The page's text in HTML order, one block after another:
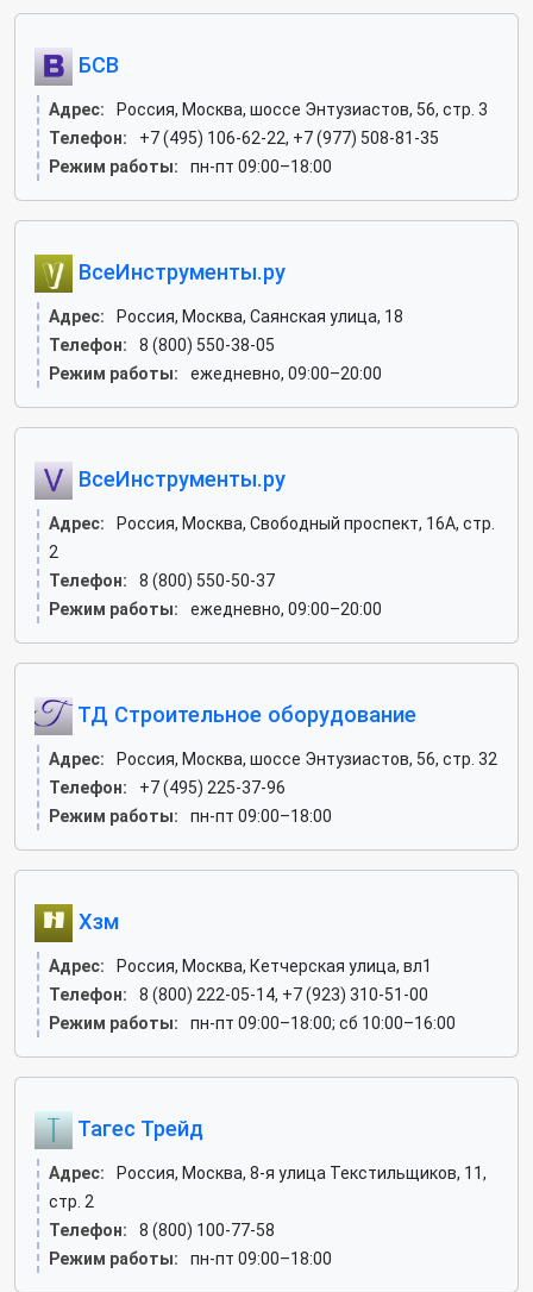
БСВ
Адрес:
Россия, Москва, шоссе Энтузиастов, 56, стр. 3
Телефон:
+7 (495) 106-62-22, +7 (977) 508-81-35
Режим работы:
пн-пт 09:00–18:00
ВсеИнструменты.ру
Адрес:
Россия, Москва, Саянская улица, 18
Телефон:
8 (800) 550-38-05
Режим работы:
ежедневно, 09:00–20:00
ВсеИнструменты.ру
Адрес:
Россия, Москва, Свободный проспект, 16А, стр.
2
Телефон:
8 (800) 550-50-37
Режим работы:
ежедневно, 09:00–20:00
ТД Строительное оборудование
Адрес:
Россия, Москва, шоссе Энтузиастов, 56, стр. 32
Телефон:
+7 (495) 225-37-96
Режим работы:
пн-пт 09:00–18:00
Хзм
Адрес:
Россия, Москва, Кетчерская улица, вл1
Телефон:
8 (800) 222-05-14, +7 (923) 310-51-00
Режим работы:
пн-пт 09:00–18:00; сб 10:00–16:00
Тагес Трейд
Адрес:
Россия, Москва, 8-я улица Текстильщиков, 11,
стр. 2
Телефон:
8 (800) 100-77-58
Режим работы:
пн-пт 09:00–18:00